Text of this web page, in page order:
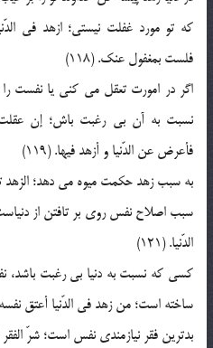
که تو مورد غفلت نيستي؛ ازهد في
فلست بمغفول عنک. (118)
اگر در امورت تعقل مي کني يا نفست
نسبت به آن بي رغبت باش؛ إن
فأعرض عن الدّنيا و أزهد فيها. (119)
به سبب زهد حکمت ميوه مي دهد؛ الزهد
سبب اصلاح نفس روي بر تافتن از
الدّنيا. (121)
کسي که نسبت به دنيا بي رغبت باشد،
ساخته است؛ من زهد في الدّنيا أعتق نفسه
بدترين فقر نيازمندي نفس است؛ شرّ الفقر